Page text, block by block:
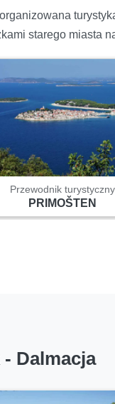
starego miasta
Przewodnik turystyczny
PRIMOŠTEN
Dalmacja